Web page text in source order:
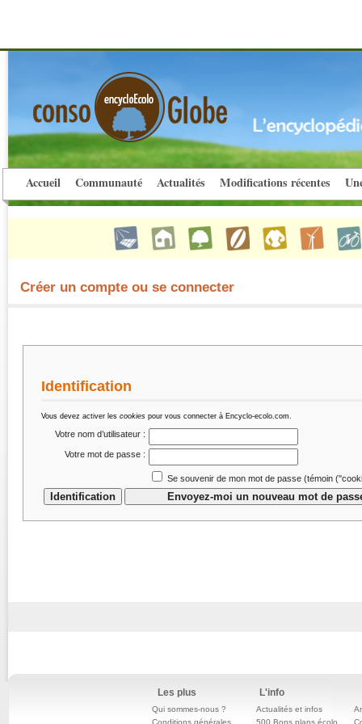
Accueil Communauté Actualités Modifications récentes
Créer un compte ou se connecter
Identification
Vous devez activer les cookies pour vous connecter à Encyclo-ecolo.com.
Votre nom d’utilisateur :
Votre mot de passe :
Se souvenir de mon mot de passe (témoin
Les plus
Qui sommes-nous ?
Conditions générales
L'info
Actualités et infos
500 Bons plans écolo